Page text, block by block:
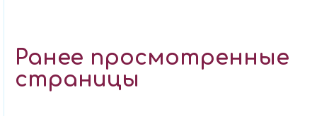
Ранее просмотренные
страницы